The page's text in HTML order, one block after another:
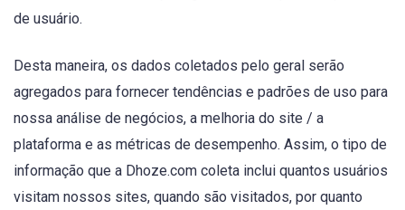
de usuário.
Desta maneira, os dados coletados pelo geral serão
agregados para fornecer tendências e padrões de uso para
nossa análise de negócios, a melhoria do site / a
plataforma e as métricas de desempenho. Assim, o tipo de
informação que a Dhoze.com coleta inclui quantos usuários
visitam nossos sites, quando são visitados, por quanto